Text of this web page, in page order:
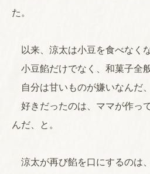
た。
以来、涼太は小豆を食べなくな
小豆餡だけでなく、和菓子全
自分は甘いものが嫌いなんだ
好きだったのは、ママが作っ
んだ、と。
涼太が再び餡を口にするのは